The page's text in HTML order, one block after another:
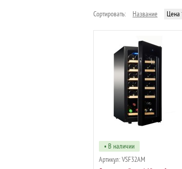
Сортировать: Название Цена
• В наличии
Артикул: VSF32AM